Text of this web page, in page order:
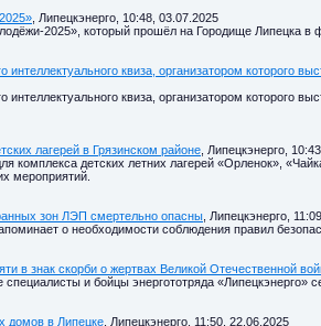
, Липецкэнерго, 10:48, 03.07.2025
2025», который прошёл на Городище Липецка в
квиза, организатором которого
квиза, организатором которого
лагерей в Грязинском районе , Липецкэнерго,
комплекса детских летних лагерей «Орленок»,
мероприятий.
зон ЛЭП смертельно опасны , Липецкэнерго,
о необходимости соблюдения правил
в знак скорби о жертвах Великой Отечественной
и бойцы энергототряда «Липецкэнерго»
домов в Липецке , Липецкэнерго, 11:50, 22.06.2025